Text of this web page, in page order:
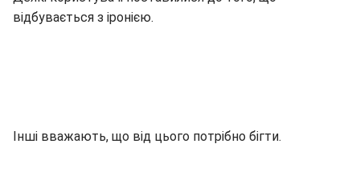
відбувається з іронією.
Інші вважають, що від цього потрібно бігти.